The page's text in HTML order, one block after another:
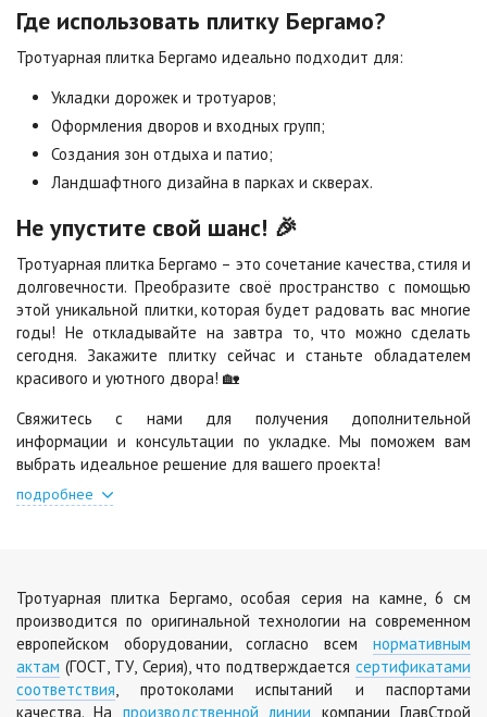
Цена по запросу
Цена по запросу
Стоун Хаски
Черная
Цена по запросу
Черно-белая
Цена по запросу
Шафран
Яшма
Цена по запросу
Где использовать плитку Бергамо?
Тротуарная плитка Бергамо идеально подходит для:
Укладки дорожек и тротуаров;
Оформления дворов и входных групп;
Создания зон отдыха и патио;
Ландшафтного дизайна в парках и скверах.
Не упустите свой шанс! 🎉
Тротуарная плитка Бергамо – это сочетание качества, стиля и
долговечности. Преобразите своё пространство с помощью
этой уникальной плитки, которая будет радовать вас многие
годы! Не откладывайте на завтра то, что можно сделать
сегодня. Закажите плитку сейчас и станьте обладателем
красивого и уютного двора! 🏡
Свяжитесь с нами для получения дополнительной
информации и консультации по укладке. Мы поможем вам
выбрать идеальное решение для вашего проекта!
подробнее
Тротуарная плитка Бергамо, особая серия на камне, 6 см
производится по оригинальной технологии на современном
европейском оборудовании, согласно всем нормативным
актам (ГОСТ, ТУ, Серия), что подтверждается сертификатами
соответствия , протоколами испытаний и паспортами
качества. На производственной линии компании ГлавСтрой